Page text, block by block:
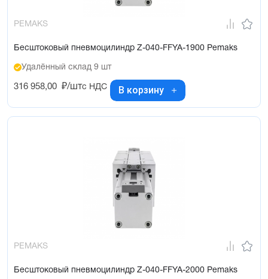
PEMAKS
Бесштоковый пневмоцилиндр Z-040-FFYA-1900 Pemaks
Удалённый склад 9 шт
316 958,00 ₽/штс НДС В корзину
PEMAKS
Бесштоковый пневмоцилиндр Z-040-FFYA-2000 Pemaks